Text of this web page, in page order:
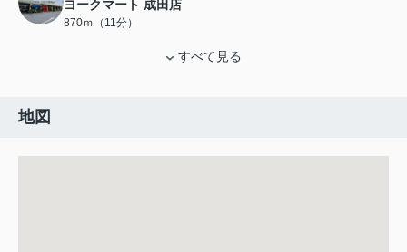
ヨークマート 成田店
870ｍ（11分）
すべて見る
地図